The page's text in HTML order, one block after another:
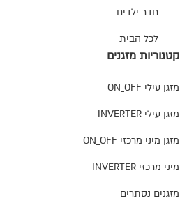
חדר ילדים
לכל הבית
קטגוריות מזגנים
מזגן עילי ON_OFF
מזגן עילי INVERTER
מזגן מיני מרכזי ON_OFF
מיני מרכזי INVERTER
מזגנים נסתרים